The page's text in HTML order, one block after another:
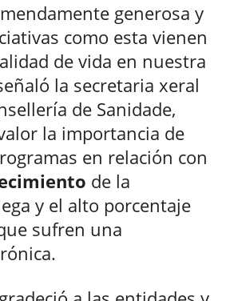
generosa y
como esta vienen
de vida en nuestra
la secretaria xeral
de Sanidade,
la importancia de
en relación con
de la
y el alto porcentaje
sufren una